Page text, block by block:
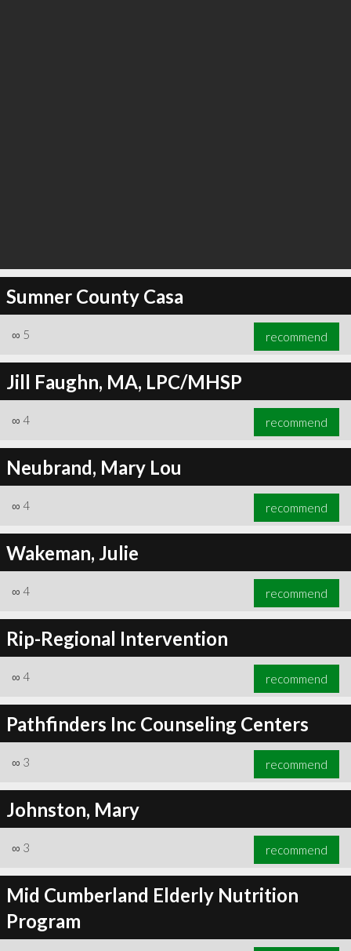
Sumner County Casa
∞ 5 recommend
Jill Faughn, MA, LPC/MHSP
∞ 4 recommend
Neubrand, Mary Lou
∞ 4 recommend
Wakeman, Julie
∞ 4 recommend
Rip-Regional Intervention
∞ 4 recommend
Pathfinders Inc Counseling Centers
∞ 3 recommend
Johnston, Mary
∞ 3 recommend
Mid Cumberland Elderly Nutrition
Program